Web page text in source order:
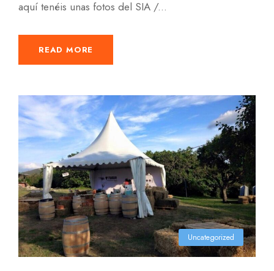
aquí tenéis unas fotos del SIA /...
READ MORE
Uncategorized